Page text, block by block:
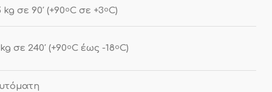
kg σε 90′ (+90oC σε +3oC)
σε 240′ (+90oC έως -18oC)